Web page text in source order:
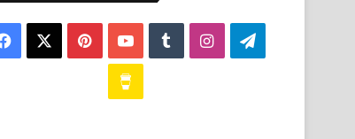
Facebook PinterestYouTubeTumblrInstagramTelegram